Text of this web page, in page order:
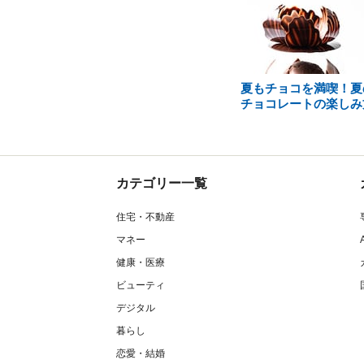
夏もチョコを満喫！
チョコレートの楽し
カテゴリー一覧
住宅・不動産
マネー
健康・医療
ビューティ
デジタル
暮らし
恋愛・結婚